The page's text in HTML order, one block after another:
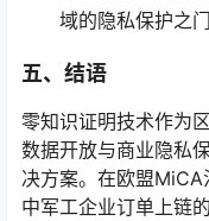
域的隐私保护之门
五、结语
零知识证明技术作为
数据开放与商业隐私
决方案。在欧盟
中军工企业订单上链